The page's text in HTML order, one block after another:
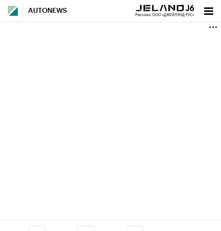
AUTONEWS